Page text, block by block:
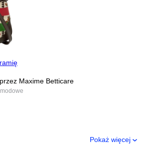
Maxime Betticare
Pokaż więcej